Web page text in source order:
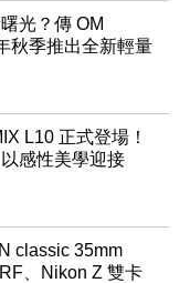
光？傳 OM
秋季推出全新輕量
L10 正式登場！
感性美學迎接
classic 35mm
、Nikon Z 雙卡